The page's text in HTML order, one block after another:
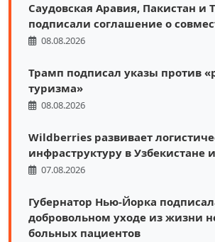
Саудовская Аравия, Пакистан и
подписали соглашение о
08.08.2026
Трамп подписал указы против
туризма»
08.08.2026
Wildberries развивает
инфраструктуру в Узбекистане
07.08.2026
Губернатор Нью-Йорка
добровольном уходе из жизни
больных пациентов